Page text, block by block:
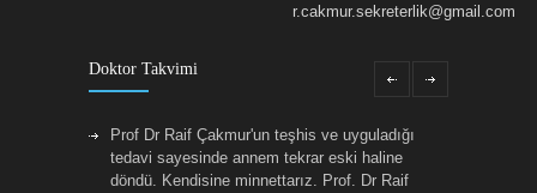
r.cakmur.sekreterlik@gmail.com
Doktor Takvimi
Prof Dr Raif Çakmur'un teşhis ve uyguladığı
tedavi sayesinde annem tekrar eski haline
döndü. Kendisine minnettarız. Prof. Dr Raif